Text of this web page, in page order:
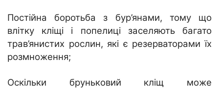
Постійна боротьба з бур’янами, тому що
влітку кліщі і попелиці заселяють багато
трав’янистих рослин, які є резерваторами їх
розмноження;
Оскільки бруньковий кліщ може